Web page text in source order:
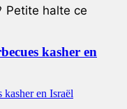
Petite halte ce
kasher en